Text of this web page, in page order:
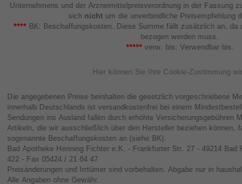
Unternehmens und der Arzneimittelpreisverordnung in der Fassung
sich nicht um die unverbindliche Preisempfehlung
****BK: Beschaffungskosten. Diese Summe fällt zusätzlich an, da
bezogen werden muss.
*****verw. bis: Verwendbar bis.
Hier können Sie Ihre Cookie-Zustimmung
Die angegebenen Preise beinhalten die gesetzlich vorgeschriebene
innerhalb Deutschlands ist versandkostenfrei bei einem
Sendungen ins Ausland fallen durch erhöhte Versicherungsgebühren
Artikeln, die wir ausschließlich über den Hersteller beziehen können,
sogenannte Beschaffungskosten an (siehe BK).
Bad Apotheke Henning Fichter e.K. - Frankfurter Str. 27 - 49214 Bad
422 - Fax 05424 / 21 64 47
Preisänderungen und Irrtümer sind vorbehalten. Abgabe nur in
Alle Angaben ohne Gewähr.